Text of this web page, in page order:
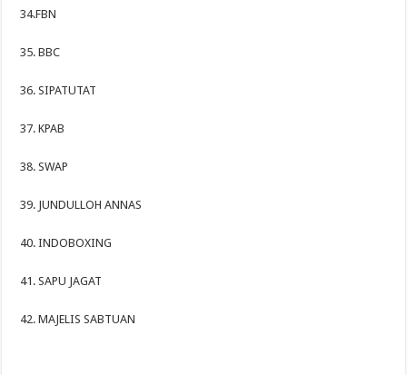
34.FBN
35. BBC
36. SIPATUTAT
37. KPAB
38. SWAP
39. JUNDULLOH ANNAS
40. INDOBOXING
41. SAPU JAGAT
42. MAJELIS SABTUAN